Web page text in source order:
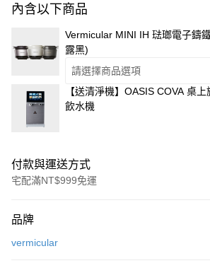
內含以下商品
Vermicular MINI IH 琺瑯電子鑄
露黑)
請選擇商品選項
【送清淨機】OASIS COVA 桌
飲水機
付款與運送方式
宅配滿NT$999免運
信用卡一次付款
品牌
vermicular